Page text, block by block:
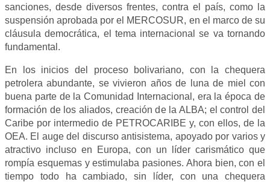
sanciones, desde diversos frentes, contra el país, como la
suspensión aprobada por el MERCOSUR, en el marco de su
cláusula democrática, el tema internacional se va tornando
fundamental.
En los inicios del proceso bolivariano, con la chequera
petrolera abundante, se vivieron años de luna de miel con
buena parte de la Comunidad Internacional, era la época de
formación de los aliados, creación de la ALBA; el control del
Caribe por intermedio de PETROCARIBE y, con ellos, de la
OEA. El auge del discurso antisistema, apoyado por varios y
atractivo incluso en Europa, con un líder carismático que
rompía esquemas y estimulaba pasiones. Ahora bien, con el
tiempo todo ha cambiado, sin líder, con una chequera